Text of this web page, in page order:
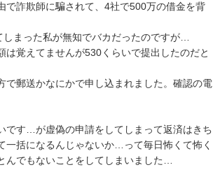
で詐欺師に騙されて、4社で500万の借金を背
まった私が無知でバカだったのですが…
覚えてませんが530くらいで提出したのだと
郵送かなにかで申し込まれました。確認の電
です…が虚偽の申請をしてしまって返済はきち
一括になるんじゃないか…って毎日怖くて怖く
んでもないことをしてしまいました…